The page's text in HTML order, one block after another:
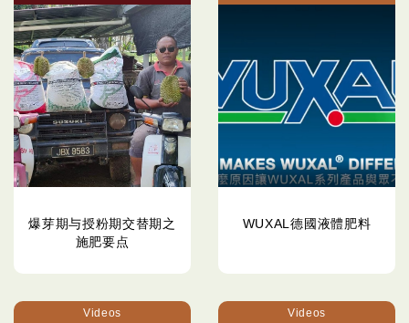
爆芽期与授粉期交替期之
施肥要点
WUXAL德國液體肥料
Videos Videos